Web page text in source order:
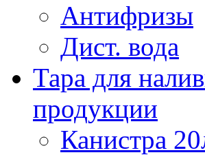
Антифризы
Дист. вода
Тара для
продукции
Канистра